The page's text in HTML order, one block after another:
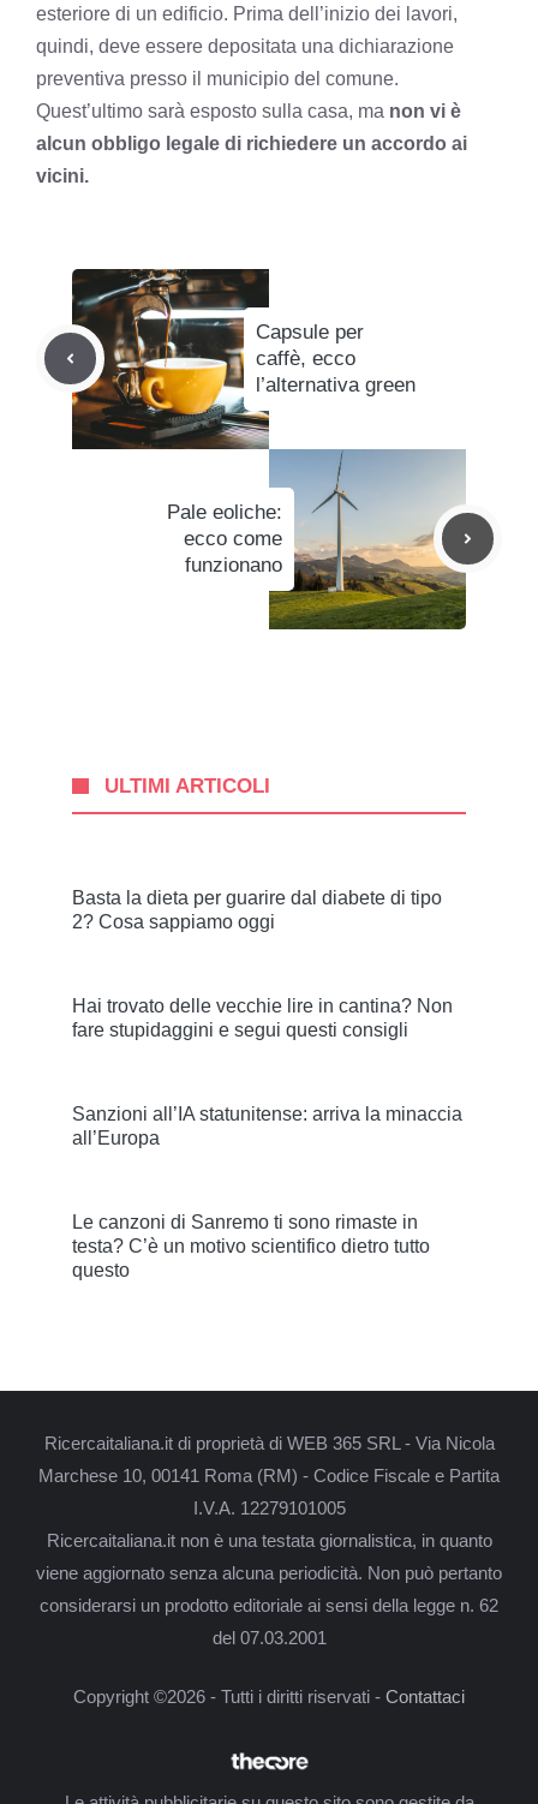
esteriore di un edificio. Prima dell’inizio dei lavori,
quindi, deve essere depositata una dichiarazione
preventiva presso il municipio del comune.
Quest’ultimo sarà esposto sulla casa, ma non vi è
alcun obbligo legale di richiedere un accordo ai
vicini.
Capsule per
caffè, ecco
l’alternativa green
Pale eoliche:
ecco come
funzionano
ULTIMI ARTICOLI
Basta la dieta per guarire dal diabete di tipo
2? Cosa sappiamo oggi
Hai trovato delle vecchie lire in cantina? Non
fare stupidaggini e segui questi consigli
Sanzioni all’IA statunitense: arriva la minaccia
all’Europa
Le canzoni di Sanremo ti sono rimaste in
testa? C’è un motivo scientifico dietro tutto
questo
Ricercaitaliana.it di proprietà di WEB 365 SRL - Via Nicola
Marchese 10, 00141 Roma (RM) - Codice Fiscale e Partita
I.V.A. 12279101005
Ricercaitaliana.it non è una testata giornalistica, in quanto
viene aggiornato senza alcuna periodicità. Non può pertanto
considerarsi un prodotto editoriale ai sensi della legge n. 62
del 07.03.2001
Copyright ©2026 - Tutti i diritti riservati - Contattaci